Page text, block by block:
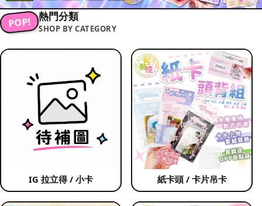
POP! 熱門分類
SHOP BY CATEGORY
IG 拉立得 / 小卡 紙卡頭 / 卡片吊卡